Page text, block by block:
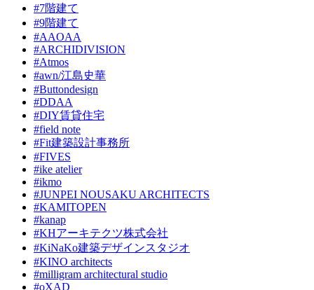
#7階建て
#9階建て
#AAOAA
#ARCHIDIVISION
#Atmos
#awn/江島史華
#Buttondesign
#DDAA
#DIY賃貸住宅
#field note
#Fit建築設計事務所
#FIVES
#ike atelier
#ikmo
#JUNPEI NOUSAKU ARCHITECTS
#KAMITOPEN
#kanap
#KHアーキテクツ株式会社
#KiNaKo建築デザインスタジオ
#KINO architects
#milligram architectural studio
#oXAD